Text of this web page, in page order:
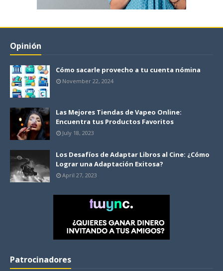
Opinión
Cómo sacarle provecho a tu cuenta nómina
November 22, 2024
Las Mejores Tiendas de Vapeo Online:
Encuentra tus Productos Favoritos
July 18, 2023
Los Desafíos de Adaptar Libros al Cine: ¿Cómo
Lograr una Adaptación Exitosa?
April 27, 2023
Patrocinadores